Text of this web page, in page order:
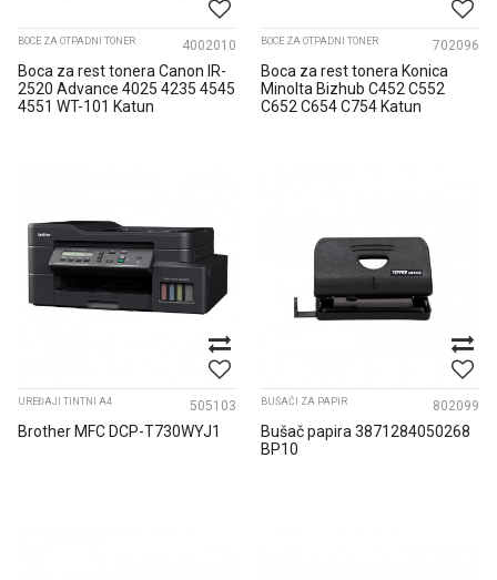
BOCE ZA OTPADNI TONER 4002010
Boca za rest tonera Canon IR-
2520 Advance 4025 4235 4545
4551 WT-101 Katun
BOCE ZA OTPADNI TONER 702096
Boca za rest tonera Konica
Minolta Bizhub C452 C552
C652 C654 C754 Katun
UREĐAJI TINTNI A4 505103
Brother MFC DCP-T730WYJ1
BUŠAČI ZA PAPIR 802099
Bušač papira 3871284050268
BP10